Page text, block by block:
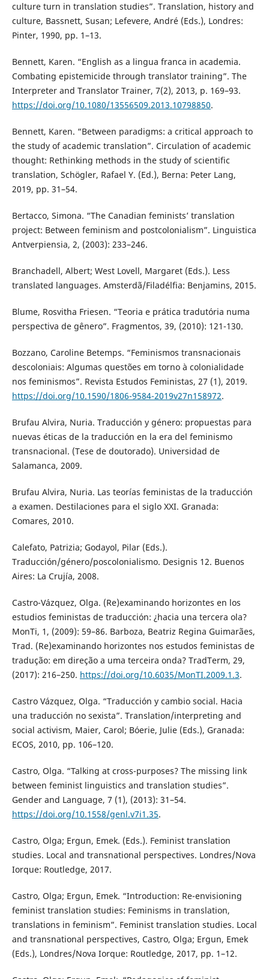
culture turn in translation studies”. Translation, history and
culture, Bassnett, Susan; Lefevere, André (Eds.), Londres:
Pinter, 1990, pp. 1–13.
Bennett, Karen. “English as a lingua franca in academia.
Combating epistemicide through translator training”. The
Interpreter and Translator Trainer, 7(2), 2013, p. 169–93.
https://doi.org/10.1080/13556509.2013.10798850.
Bennett, Karen. “Between paradigms: a critical approach to
the study of academic translation”. Circulation of academic
thought: Rethinking methods in the study of scientific
translation, Schögler, Rafael Y. (Ed.), Berna: Peter Lang,
2019, pp. 31–54.
Bertacco, Simona. “The Canadian feminists’ translation
project: Between feminism and postcolonialism”. Linguistica
Antverpiensia, 2, (2003): 233–246.
Branchadell, Albert; West Lovell, Margaret (Eds.). Less
translated languages. Amsterdã/Filadélfia: Benjamins, 2015.
Blume, Rosvitha Friesen. “Teoria e prática tradutória numa
perspectiva de gênero”. Fragmentos, 39, (2010): 121-130.
Bozzano, Caroline Betemps. “Feminismos transnacionais
descoloniais: Algumas questões em torno à colonialidade
nos feminismos”. Revista Estudos Feministas, 27 (1), 2019.
https://doi.org/10.1590/1806-9584-2019v27n158972.
Brufau Alvira, Nuria. Traducción y género: propuestas para
nuevas éticas de la traducción en la era del feminismo
transnacional. (Tese de doutorado). Universidad de
Salamanca, 2009.
Brufau Alvira, Nuria. Las teorías feministas de la traducción
a examen. Destilaciones para el siglo XXI. Granada:
Comares, 2010.
Calefato, Patrizia; Godayol, Pilar (Eds.).
Traducción/género/poscolonialismo. Designis 12. Buenos
Aires: La Crujía, 2008.
Castro-Vázquez, Olga. (Re)examinando horizontes en los
estudios feministas de traducción: ¿hacia una tercera ola?
MonTi, 1, (2009): 59–86. Barboza, Beatriz Regina Guimarães,
Trad. (Re)examinando horizontes nos estudos feministas de
tradução: em direção a uma terceira onda? TradTerm, 29,
(2017): 216–250. https://doi.org/10.6035/MonTI.2009.1.3.
Castro Vázquez, Olga. “Traducción y cambio social. Hacia
una traducción no sexista”. Translation/interpreting and
social activism, Maier, Carol; Bóerie, Julie (Eds.), Granada:
ECOS, 2010, pp. 106–120.
Castro, Olga. “Talking at cross-purposes? The missing link
between feminist linguistics and translation studies”.
Gender and Language, 7 (1), (2013): 31–54.
https://doi.org/10.1558/genl.v7i1.35.
Castro, Olga; Ergun, Emek. (Eds.). Feminist translation
studies. Local and transnational perspectives. Londres/Nova
Iorque: Routledge, 2017.
Castro, Olga; Ergun, Emek. “Introduction: Re-envisioning
feminist translation studies: Feminisms in translation,
translations in feminism”. Feminist translation studies. Local
and transnational perspectives, Castro, Olga; Ergun, Emek
(Eds.), Londres/Nova Iorque: Routledge, 2017, pp. 1–12.